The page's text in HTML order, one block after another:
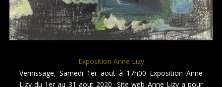
Exposition Anne Lizy
Vernissage, Samedi 1er aout à 17h00 Exposition Anne
Lizy du 1er au 31 aout 2020 Site web Anne Lizy a pour